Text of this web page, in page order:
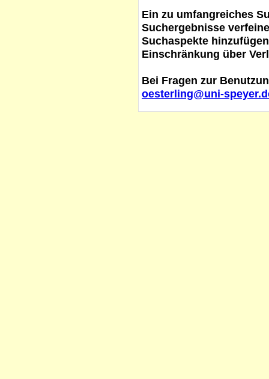
Ein zu umfangreiches
Suchergebnisse
Suchaspekte
Einschränkung über
Bei Fragen zur
oesterling@uni-